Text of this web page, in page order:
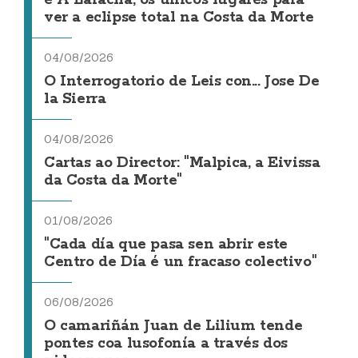
ver a eclipse total na Costa da Morte
04/08/2026
O Interrogatorio de Leis con... Jose De
la Sierra
04/08/2026
Cartas ao Director: "Malpica, a Eivissa
da Costa da Morte"
01/08/2026
"Cada día que pasa sen abrir este
Centro de Día é un fracaso colectivo"
06/08/2026
O camariñán Juan de Lilium tende
pontes coa lusofonía a través dos